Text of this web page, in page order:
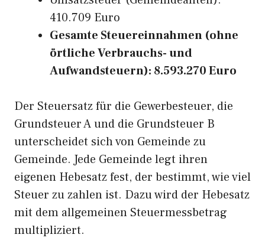
410.709 Euro
Gesamte Steuereinnahmen (ohne
örtliche Verbrauchs- und
Aufwandsteuern): 8.593.270 Euro
Der Steuersatz für die Gewerbesteuer, die
Grundsteuer A und die Grundsteuer B
unterscheidet sich von Gemeinde zu
Gemeinde. Jede Gemeinde legt ihren
eigenen Hebesatz fest, der bestimmt, wie viel
Steuer zu zahlen ist. Dazu wird der Hebesatz
mit dem allgemeinen Steuermessbetrag
multipliziert.